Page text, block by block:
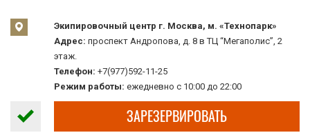
Экипировочный центр г. Москва, м. «Технопарк»
Адрес: проспект Андропова, д. 8 в ТЦ “Мегаполис”, 2
этаж.
Телефон: +7(977)592-11-25
Режим работы: ежедневно с 10:00 до 22:00
ЗАРЕЗЕРВИРОВАТЬ